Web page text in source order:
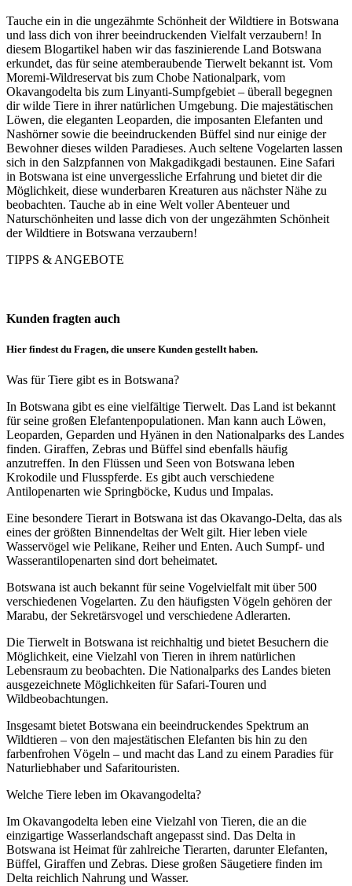
Tauche ein in die ungezähmte Schönheit der Wildtiere in Botswana
und lass dich von ihrer beeindruckenden Vielfalt verzaubern! In
diesem Blogartikel haben wir das faszinierende Land Botswana
erkundet, das für seine atemberaubende Tierwelt bekannt ist. Vom
Moremi-Wildreservat bis zum Chobe Nationalpark, vom
Okavangodelta bis zum Linyanti-Sumpfgebiet – überall begegnen
dir wilde Tiere in ihrer natürlichen Umgebung. Die majestätischen
Löwen, die eleganten Leoparden, die imposanten Elefanten und
Nashörner sowie die beeindruckenden Büffel sind nur einige der
Bewohner dieses wilden Paradieses. Auch seltene Vogelarten lassen
sich in den Salzpfannen von Makgadikgadi bestaunen. Eine Safari
in Botswana ist eine unvergessliche Erfahrung und bietet dir die
Möglichkeit, diese wunderbaren Kreaturen aus nächster Nähe zu
beobachten. Tauche ab in eine Welt voller Abenteuer und
Naturschönheiten und lasse dich von der ungezähmten Schönheit
der Wildtiere in Botswana verzaubern!
TIPPS & ANGEBOTE
Kunden fragten auch
Hier findest du Fragen, die unsere Kunden gestellt haben.
Was für Tiere gibt es in Botswana?
In Botswana gibt es eine vielfältige Tierwelt. Das Land ist bekannt
für seine großen Elefantenpopulationen. Man kann auch Löwen,
Leoparden, Geparden und Hyänen in den Nationalparks des Landes
finden. Giraffen, Zebras und Büffel sind ebenfalls häufig
anzutreffen. In den Flüssen und Seen von Botswana leben
Krokodile und Flusspferde. Es gibt auch verschiedene
Antilopenarten wie Springböcke, Kudus und Impalas.
Eine besondere Tierart in Botswana ist das Okavango-Delta, das als
eines der größten Binnendeltas der Welt gilt. Hier leben viele
Wasservögel wie Pelikane, Reiher und Enten. Auch Sumpf- und
Wasserantilopenarten sind dort beheimatet.
Botswana ist auch bekannt für seine Vogelvielfalt mit über 500
verschiedenen Vogelarten. Zu den häufigsten Vögeln gehören der
Marabu, der Sekretärsvogel und verschiedene Adlerarten.
Die Tierwelt in Botswana ist reichhaltig und bietet Besuchern die
Möglichkeit, eine Vielzahl von Tieren in ihrem natürlichen
Lebensraum zu beobachten. Die Nationalparks des Landes bieten
ausgezeichnete Möglichkeiten für Safari-Touren und
Wildbeobachtungen.
Insgesamt bietet Botswana ein beeindruckendes Spektrum an
Wildtieren – von den majestätischen Elefanten bis hin zu den
farbenfrohen Vögeln – und macht das Land zu einem Paradies für
Naturliebhaber und Safaritouristen.
Welche Tiere leben im Okavangodelta?
Im Okavangodelta leben eine Vielzahl von Tieren, die an die
einzigartige Wasserlandschaft angepasst sind. Das Delta in
Botswana ist Heimat für zahlreiche Tierarten, darunter Elefanten,
Büffel, Giraffen und Zebras. Diese großen Säugetiere finden im
Delta reichlich Nahrung und Wasser.